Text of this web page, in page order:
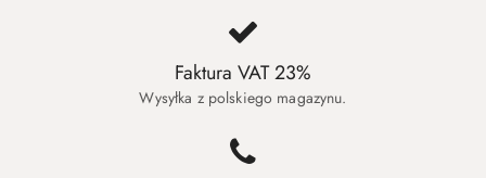
Faktura VAT 23%
Wysyłka z polskiego magazynu.